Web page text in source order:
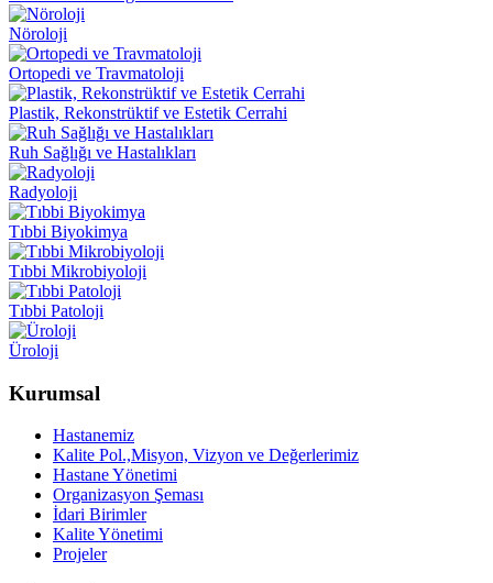
Nöroloji
Ortopedi ve Travmatoloji
Plastik, Rekonstrüktif ve Estetik Cerrahi
Ruh Sağlığı ve Hastalıkları
Radyoloji
Tıbbi Biyokimya
Tıbbi Mikrobiyoloji
Tıbbi Patoloji
Üroloji
Kurumsal
Hastanemiz
Kalite Pol.,Misyon, Vizyon ve Değerlerimiz
Hastane Yönetimi
Organizasyon Şeması
İdari Birimler
Kalite Yönetimi
Projeler